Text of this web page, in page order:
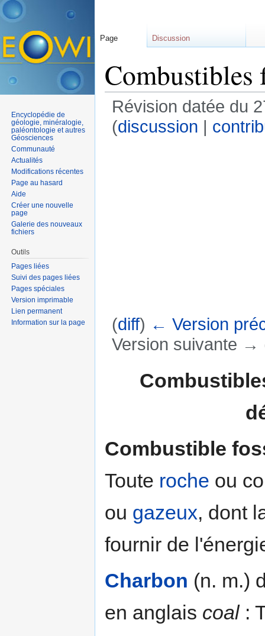
Combustibles
Révision datée du
(discussion |
(diff) ← Version
Version suivante →
Combustible
Toute roche ou
ou gazeux, dont
fournir de
Charbon (n. m.)
en anglais coal:
Page Discussion
Encyclopédie de
géologie, minéralogie,
paléontologie et autres
Géosciences
Communauté
Actualités
Modifications récentes
Page au hasard
Aide
Créer une nouvelle
page
Galerie des nouveaux
fichiers
Outils
Pages liées
Suivi des pages liées
Pages spéciales
Version imprimable
Lien permanent
Information sur la page